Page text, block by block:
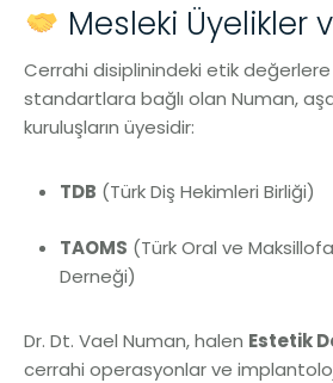
Mesleki Üyelikler
Cerrahi disiplinindeki etik
standartlara bağlı olan Numan,
kuruluşların üyesidir:
TDB (Türk Diş Hekimleri Birliği)
TAOMS (Türk Oral ve
Derneği)
Dr. Dt. Vael Numan, halen Estetik
cerrahi operasyonlar ve